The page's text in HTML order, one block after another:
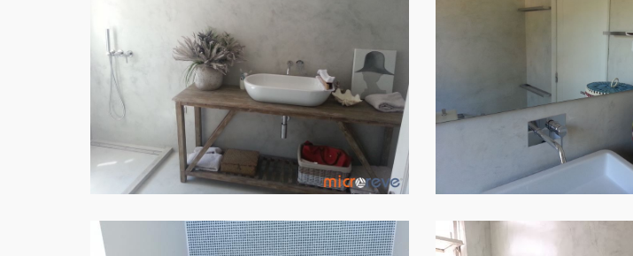
PAREDE WC
Parede em Microcimento
PAREDES